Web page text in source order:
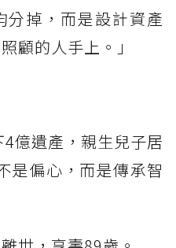
分掉，而是設計資產
顧的人手上。」
億遺產，親生兒子居
是偏心，而是傳承智